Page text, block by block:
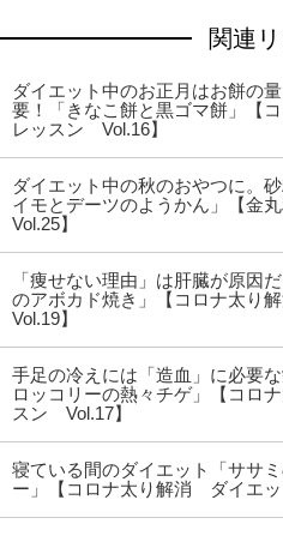
関連
ダイエット中のお正月はお餅の
要！「きなこ餅と黒ゴマ餅」【
レッスン Vol.16】
ダイエット中の秋のおやつに。
イモとデーツのようかん」【金
Vol.25】
「痩せない理由」は肝臓が原因
のアボカド焼き」【コロナ太
Vol.19】
手足の冷えには「造血」に必要
ロッコリーの熱々チゲ」【コロ
スン Vol.17】
寝ている間のダイエット「ササ
ー」【コロナ太り解消 ダイエ